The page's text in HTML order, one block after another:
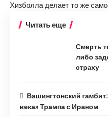
Хизболла делает то же
Читать еще
Смерть
либо
страху
Вашингтонский
века» Трампа с Ираном